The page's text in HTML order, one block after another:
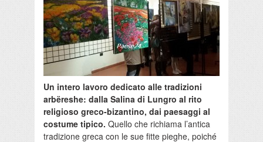
Un intero lavoro dedicato alle tradizioni
arbëreshe: dalla Salina di Lungro al rito
religioso greco-bizantino, dai paesaggi al
costume tipico. Quello che richiama l’antica
tradizione greca con le sue fitte pieghe, poiché